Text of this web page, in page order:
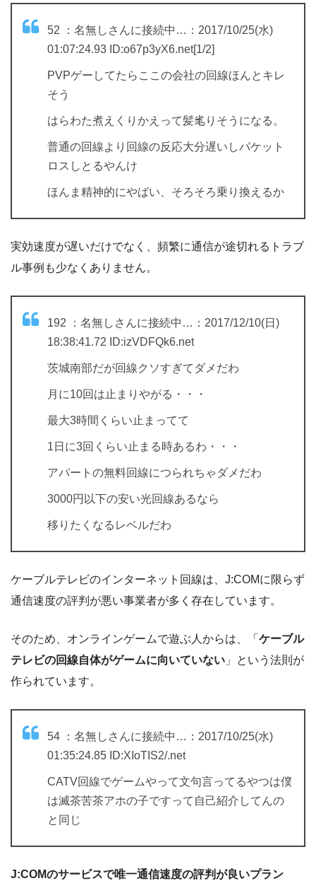
52 ：名無しさんに接続中…：2017/10/25(水)
01:07:24.93 ID:o67p3yX6.net[1/2]
PVPゲーしてたらここの会社の回線ほんとキレ
そう
はらわた煮えくりかえって髪毟りそうになる。
普通の回線より回線の反応大分遅いしパケット
ロスしとるやんけ
ほんま精神的にやばい、そろそろ乗り換えるか
実効速度が遅いだけでなく、頻繁に通信が途切れるトラブ
ル事例も少なくありません。
192 ：名無しさんに接続中…：2017/12/10(日)
18:38:41.72 ID:izVDFQk6.net
茨城南部だが回線クソすぎてダメだわ
月に10回は止まりやがる・・・
最大3時間くらい止まってて
1日に3回くらい止まる時あるわ・・・
アパートの無料回線につられちゃダメだわ
3000円以下の安い光回線あるなら
移りたくなるレベルだわ
ケーブルテレビのインターネット回線は、J:COMに限らず
通信速度の評判が悪い事業者が多く存在しています。
そのため、オンラインゲームで遊ぶ人からは、「 ケーブル
テレビの回線自体がゲームに向いていない 」という法則が
作られています。
54 ：名無しさんに接続中…：2017/10/25(水)
01:35:24.85 ID:XIoTIS2/.net
CATV回線でゲームやって文句言ってるやつは僕
は滅茶苦茶アホの子ですって自己紹介してんの
と同じ
J:COMのサービスで唯一通信速度の評判が良いプラン